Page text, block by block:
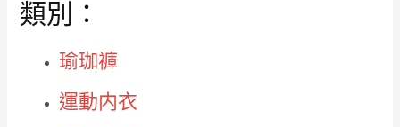
類別：
瑜珈褲
運動内衣